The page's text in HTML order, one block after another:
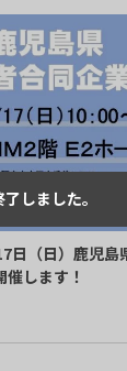
日（日）鹿児
します！